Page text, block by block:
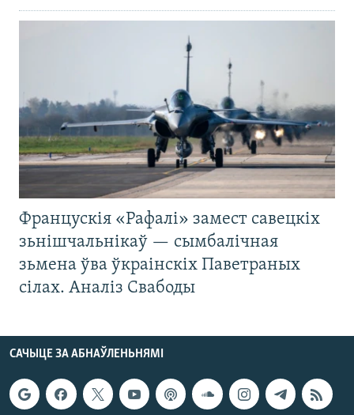
Францускія «Рафалі» замест савецкіх
зьнішчальнікаў — сымбалічная
зьмена ўва ўкраінскіх Паветраных
сілах. Аналіз Свабоды
САЧЫЦЕ ЗА АБНАЎЛЕНЬНЯМІ